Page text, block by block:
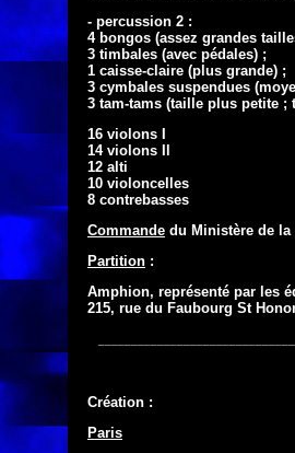
- percussion 2 :
4 bongos (assez grandes
3 timbales (avec pédales) ;
1 caisse-claire (plus grande) ;
3 cymbales suspendues
3 tam-tams (taille plus petite ;
16 violons I
14 violons Il
12 alti
10 violoncelles
8 contrebasses
Commande du Ministère de
Partition :
Amphion, représenté par les
215, rue du Faubourg St
Création :
Paris